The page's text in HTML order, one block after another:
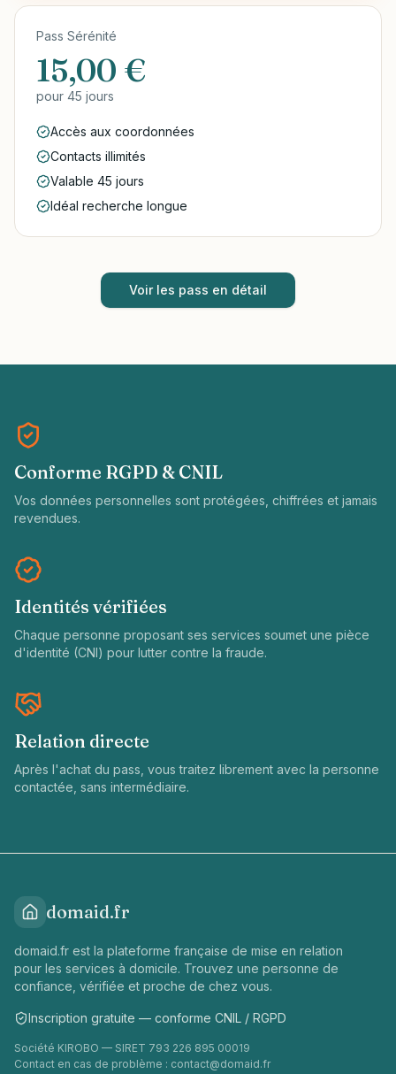
Pass Sérénité
15,00 €
pour 45 jours
Accès aux coordonnées
Contacts illimités
Valable 45 jours
Idéal recherche longue
Voir les pass en détail
Conforme RGPD & CNIL
Vos données personnelles sont protégées, chiffrées et jamais
revendues.
Identités vérifiées
Chaque personne proposant ses services soumet une pièce
d'identité (CNI) pour lutter contre la fraude.
Relation directe
Après l'achat du pass, vous traitez librement avec la personne
contactée, sans intermédiaire.
domaid.fr
domaid.fr est la plateforme française de mise en relation
pour les services à domicile. Trouvez une personne de
confiance, vérifiée et proche de chez vous.
Inscription gratuite — conforme CNIL / RGPD
Société KIROBO — SIRET 793 226 895 00019
Contact en cas de problème : contact@domaid.fr